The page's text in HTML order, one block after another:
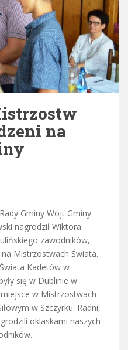
na
Gminy Wójt Gminy
nagrodził Wiktora
zawodników,
Mistrzostwach Świata.
Kadetów w
się w Dublinie w
w Mistrzostwach
w Szczyrku. Radni,
oklaskami naszych